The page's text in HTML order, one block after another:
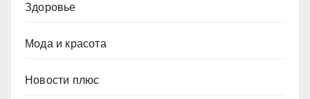
Здоровье
Мода и красота
Новости плюс